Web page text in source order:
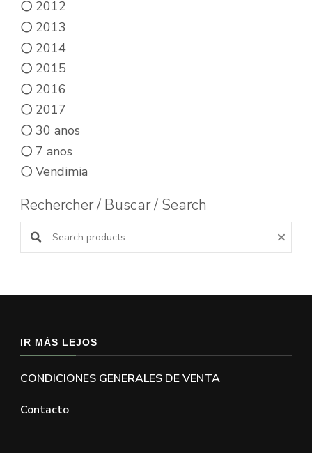
2012
2013
2014
2015
2016
2017
30 anos
7 anos
Vendimia
Rechercher / Buscar / Search
Buscar productos:
IR MÁS LEJOS
CONDICIONES GENERALES DE VENTA
Contacto